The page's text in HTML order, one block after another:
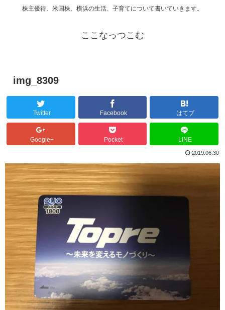
株主優待、米国株、横浜の生活、子育てについて書いていきます。
ここなっつこむ
img_8309
Twitter Facebook はてブ
Google+ Pocket LINE
2019.06.30